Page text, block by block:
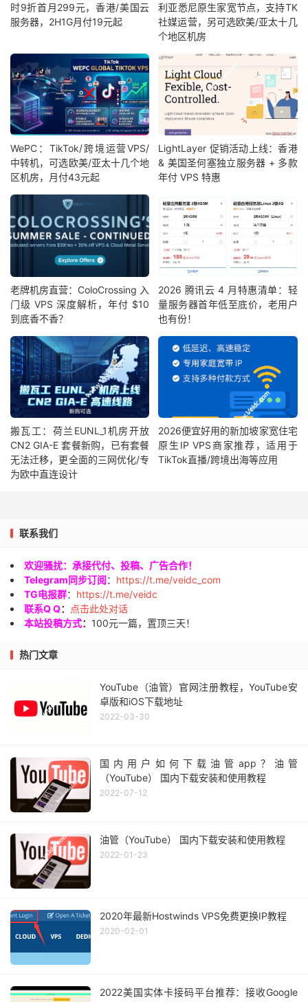
时9折首月299元，香港/美国云
服务器，2H1G月付19元起
利亚悉尼原生家宽节点，支持TK
社媒运营，另可选欧美/亚太十几
个地区机房
WePC：TikTok/跨境运营VPS/
中转机，可选欧美/亚太十几个地
区机房，月付43元起
LightLayer 促销活动上线：香港
& 美国圣何塞独立服务器 + 多款
年付 VPS 特惠
老牌机房直营：ColoCrossing 入
门级 VPS 深度解析，年付 $10
到底香不香？
2026 腾讯云 4 月特惠清单：轻
量服务器首年低至底价，老用户
也有份！
搬瓦工：荷兰EUNL_1机房开放
CN2 GIA-E 套餐新购，已有套餐
无法迁移，更全面的三网优化/专
为欧中直连设计
2026便宜好用的新加坡家宽住宅
原生IP VPS商家推荐，适用于
TikTok直播/跨境出海等应用
联系我们
欢迎骚扰：承接代付、投稿、广告合作！
Telegram同步订阅： https://t.me/veidc_com
TG电报群： https://t.me/veidc
联系Q Q：
点击此处对话
本站投稿方式： 100元一篇，置顶三天！
热门文章
YouTube（油管）官网注册教程，YouTube安
卓版和iOS下载地址
2022-03-30
国内用户如何下载油管app？油管
（YouTube） 国内下载安装和使用教程
2022-07-12
油管（YouTube） 国内下载安装和使用教程
2022-01-23
2020年最新Hostwinds VPS免费更换IP教程
2020-02-01
2022美国实体卡接码平台推荐：接收Google